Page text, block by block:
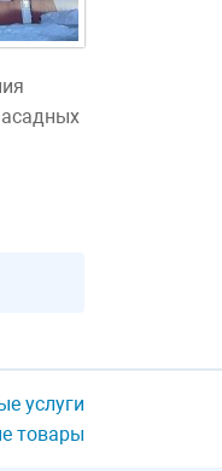
услуги
товары